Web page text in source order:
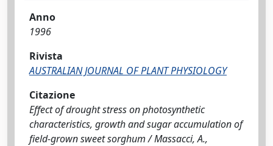
Anno
1996
Rivista
AUSTRALIAN JOURNAL OF PLANT PHYSIOLOGY
Citazione
Effect of drought stress on photosynthetic
characteristics, growth and sugar accumulation of
field-grown sweet sorghum / Massacci, A.,